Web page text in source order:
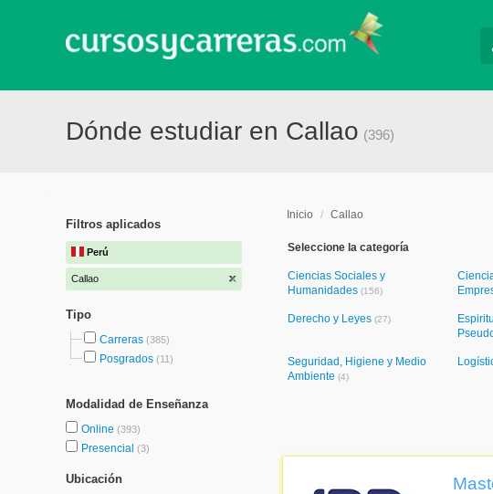
Dónde estudiar en Callao (396)
Filtros aplicados
Perú
Callao
Tipo
Carreras (385)
Posgrados (11)
Modalidad de Enseñanza
Online (393)
Presencial (3)
Ubicación
Inicio / Callao
Seleccione la categoría
Ciencias Sociales y
Humanidades (156)
Derecho y Leyes (27)
Seguridad, Higiene y Medio
Ambiente (4)